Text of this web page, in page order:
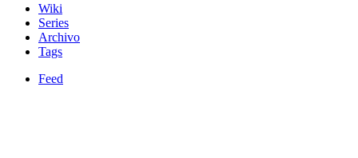
Wiki
Series
Archivo
Tags
Feed